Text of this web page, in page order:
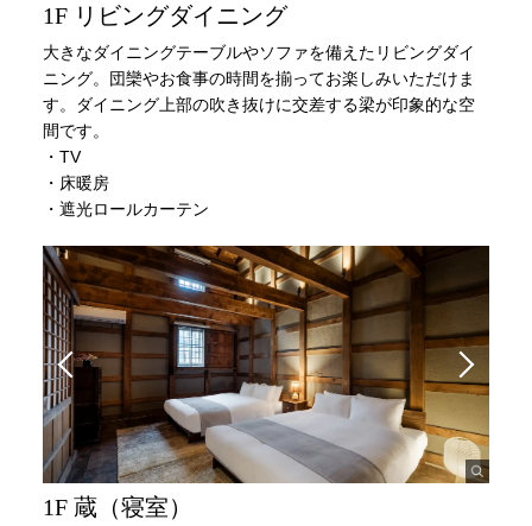
1F リビングダイニング
大きなダイニングテーブルやソファを備えたリビングダイ
ニング。団欒やお食事の時間を揃ってお楽しみいただけま
す。ダイニング上部の吹き抜けに交差する梁が印象的な空
間です。
・TV
・床暖房
・遮光ロールカーテン
1F 蔵（寝室）